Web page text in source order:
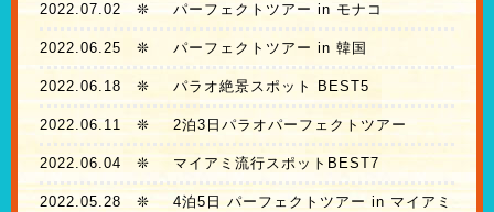
2022.07.02 ❊ パーフェクトツアー in モナコ
2022.06.25 ❊ パーフェクトツアー in 韓国
2022.06.18 ❊ パラオ絶景スポット BEST5
2022.06.11 ❊ 2泊3日パラオパーフェクトツアー
2022.06.04 ❊ マイアミ流行スポットBEST7
2022.05.28 ❊ 4泊5日 パーフェクトツアー in マイアミ